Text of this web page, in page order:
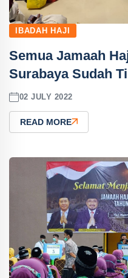
IBADAH HAJI
Semua Jamaah
Surabaya Sudah
02 JULY 2022
READ MORE